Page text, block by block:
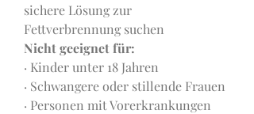
sichere Lösung zur
Fettverbrennung suchen
Nicht geeignet für:
· Kinder unter 18 Jahren
· Schwangere oder stillende Frauen
· Personen mit Vorerkrankungen